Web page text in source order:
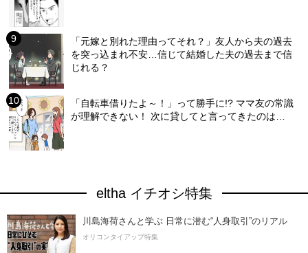
「元嫁と別れた理由ってそれ？」友人から夫の過去
を突っ込まれ不安…信じて結婚した夫の過去まで信
じれる？
「自転車借りたよ～！」って勝手に!? ママ友の常識
が理解できない！ 次に貸してと言ってきたのは…
eltha イチオシ特集
川島海荷さんと学ぶ 日常に潜む“人身取引”のリアル
オリコンタイアップ特集